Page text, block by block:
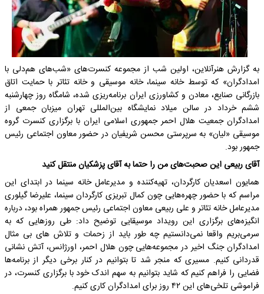
به گزارش هنرآنلاین، اولین شب از مجموعه کنسرت‌های «شب‌های هم‌دلی با
امدادگران» که توسط خانه سینما، خانه موسیقی و خانه تئاتر با حمایت اتاق
بازرگانی صنایع، معادن و کشاورزی ایران برنامه‌ریزی شده، شامگاه روز چهارشنبه
ششم خرداد در سالن میلاد نمایشگاه بین‌المللی تهران میزبان جمعی از
امدادگران جمعیت هلال احمر جمهوری اسلامی ایران با برگزاری کنسرت گروه
موسیقی «لیان» به سرپرستی محسن شریفیان در حضور معاون اجتماعی رئیس
جمهور بود.
آقای ربیعی این صحبت‌های من را حتما به آقای پزشکیان منتقل کنید
همایون اسعدیان کارگردان، تهیه‌کننده و مدیرعامل خانه سینما در ابتدای این
مراسم که با حضور چهره‌هایی چون کمال تبریزی کارگردان سینما، علیرضا گیلوری
مدیرعامل خانه تئاتر و علی ربیعی معاون اجتماعی رئیس جمهور همراه بود، درباره
انگیزه‌های برگزاری این رویداد موسیقایی توضیح داد: طی روزهایی که به
سرمی‌بریم واقعا نمی‌دانستیم چه طور باید از زحمات و تلاش های بی مثال
امدادگران جنگ اخیر در مجموعه‌هایی چون هلال احمر، اورژانس، آتش نشانی
قدردانی کنیم. مسیری که منجر شد تا بتوانیم در کنار برخی دیگر از برنامه‌ها
فضایی را فراهم کنیم که شاید بتوانیم به سهم اندک خود با برگزاری کنسرت، در
فراموشی تلخی‌های این ۴۲ روز برای امدادگران کاری کنیم.